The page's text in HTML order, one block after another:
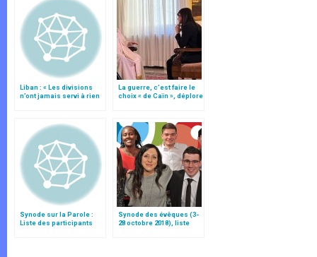
Liban : « Les divisions
n’ont jamais servi à rien
La guerre, c’est faire le
choix « de Caïn », déplore
Synode sur la Parole :
Liste des participants
Synode des évêques (3-
28 octobre 2018), liste